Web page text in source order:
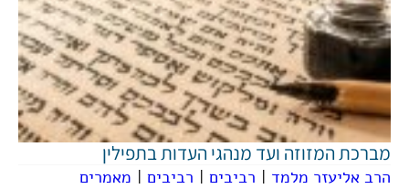
מברכת המזוזה ועד מנהגי העדות בתפילין
הרב אליעזר מלמד | רביבים | רביבים | מאמרים